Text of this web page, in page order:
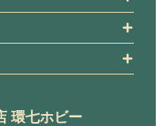
環七ホビー